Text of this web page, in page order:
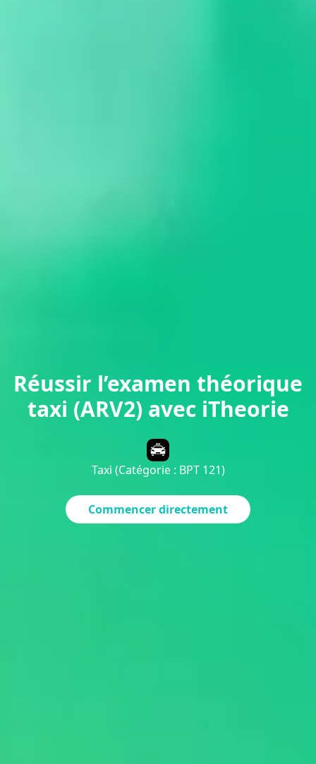
Réussir l’examen théorique
taxi (ARV2) avec iTheorie
Taxi (Catégorie : BPT 121)
Commencer directement